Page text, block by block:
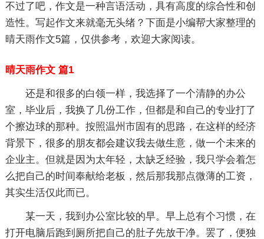
不过了吧，作文是一种言语活动，具有高度的综合性和创
造性。写起作文来就毫无头绪？下面是小编帮大家整理的
晴天雨作文5篇，仅供参考，欢迎大家阅读。
晴天雨作文 篇1
还是和很多的白领一样，我选择了一个清静的办公
室，毕业后，我换了几份工作，但都是和自己的专业打了
个擦边球的那种。按照温州市固有的思路，在这样的经济
背景下，很多的朋友都会建议我去做生意，做一个未来的
企业主。但就是因为太年轻，太缺乏经验，我只学会着怎
么把自己的时间奉献给老板，然后那我那点微薄的工资，
其实生活仅此而已。
某一天，我到办公室比较的早。早上总有个习惯，在
打开电脑后跑到厕所把自己的肚子先放干净。罢了，便独